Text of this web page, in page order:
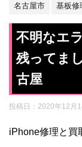
名古屋市 基板修
不明なエ
残ってま
古屋
投稿日： 2020年12月
iPhone修理と買